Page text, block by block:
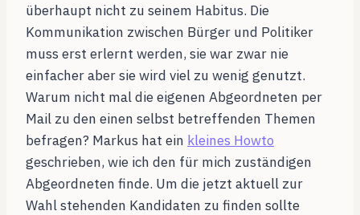
überhaupt nicht zu seinem Habitus. Die
Kommunikation zwischen Bürger und Politiker
muss erst erlernt werden, sie war zwar nie
einfacher aber sie wird viel zu wenig genutzt.
Warum nicht mal die eigenen Abgeordneten per
Mail zu den einen selbst betreffenden Themen
befragen? Markus hat ein kleines Howto
geschrieben, wie ich den für mich zuständigen
Abgeordneten finde. Um die jetzt aktuell zur
Wahl stehenden Kandidaten zu finden sollte